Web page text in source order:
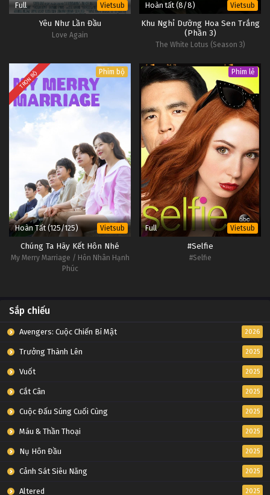
Full Vietsub
Yêu Như Lần Đầu
Love Again
Hoàn tất (8/8) Vietsub
Khu Nghỉ Dưỡng Hoa Sen Trắng
(Phần 3)
The White Lotus (Season 3)
TRỌN BỘ Phim bộ
Hoàn Tất (125/125) Vietsub
Chúng Ta Hãy Kết Hôn Nhé
My Merry Marriage / Hôn Nhân Hạnh
Phúc
Phim lẻ
Full Vietsub
#Selfie
#Selfie
Sắp chiếu
Avengers: Cuộc Chiến Bí Mật 2026
Trưởng Thành Lên 2025
Vuốt 2025
Cắt Cân 2025
Cuộc Đấu Súng Cuối Cùng 2025
Máu & Thần Thoại 2025
Nụ Hôn Đầu 2025
Cảnh Sát Siêu Năng 2025
Altered 2025